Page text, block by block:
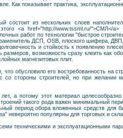
Как показывает практика,
состоит из нескольких слоев
<a href="http://www.tssml.ru/">СМЛ</
работ по технологии "быстрое
ДСП, OSB, плоского шифера,
и стойкость к появлению
возможность сразу клеить как
магнезитовых плит.
обусловило его востребованность на
стороны строителей, но при желании
а потому этот материал
такого рода важен минимальный
период обора вложенных средств для
невероятно популярны для торговых и
техническими и эксплуатационными